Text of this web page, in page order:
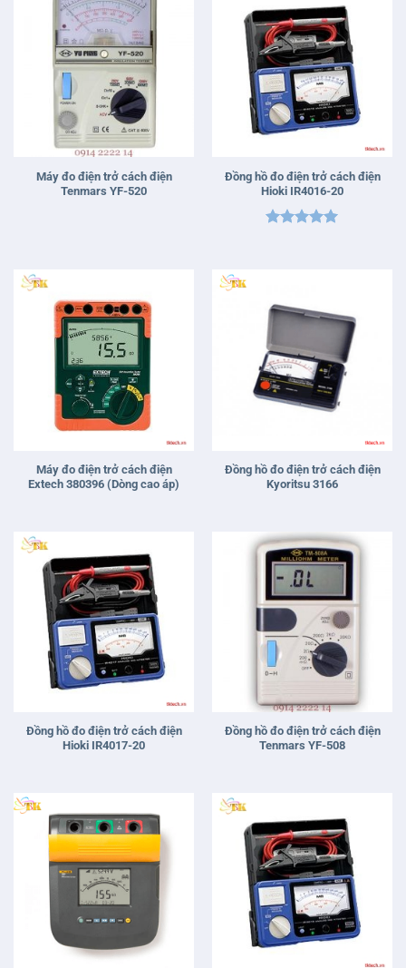
Máy đo điện trở cách điện
Tenmars YF-520
Đồng hồ đo điện trở cách điện
Hioki IR4016-20
Máy đo điện trở cách điện
Extech 380396 (Dòng cao áp)
Đồng hồ đo điện trở cách điện
Kyoritsu 3166
Đồng hồ đo điện trở cách điện
Hioki IR4017-20
Đồng hồ đo điện trở cách điện
Tenmars YF-508